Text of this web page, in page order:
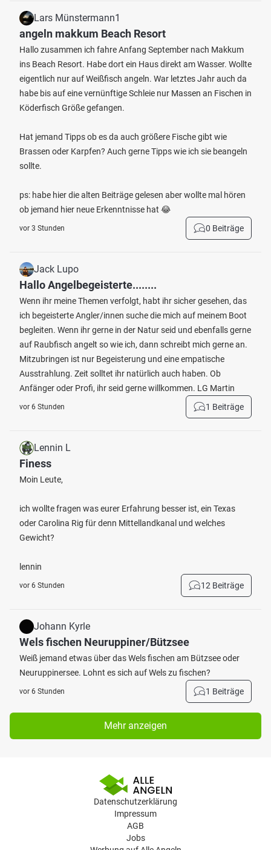
Lars Münstermann1
angeln makkum Beach Resort
Hallo zusammen ich fahre Anfang September nach Makkum
ins Beach Resort. Habe dort ein Haus direkt am Wasser. Wollte
eigentlich nur auf Weißfisch angeln. War letztes Jahr auch da
habe bis auf eine vernünftige Schleie nur Massen an Fischen in
Köderfisch Größe gefangen.
Hat jemand Tipps ob es da auch größere Fische gibt wie
Brassen oder Karpfen? Auch gerne Tipps wie ich sie beangeln
sollte.
ps: habe hier die alten Beiträge gelesen aber wollte mal hören
ob jemand hier neue Erkenntnisse hat 😂
vor 3 Stunden 0 Beiträge
Jack Lupo
Hallo Angelbegeisterte........
Wenn ihr meine Themen verfolgt, habt ihr sicher gesehen, das
ich begeisterte Angler/innen suche die mich auf meinem Boot
begleiten. Wenn ihr gerne in der Natur seid und ebenfalls gerne
auf Raubfisch angelt so wie ich, dann schreibt mich gerne an.
Mitzubringen ist nur Begeisterung und eine empatische
Ausstrahlung. Zeit solltet ihr natürlich auch haben. Ob
Anfänger oder Profi, ihr seid gerne willkommen. LG Martin
vor 6 Stunden 1 Beiträge
Lennin L
Finess
Moin Leute,
ich wollte fragen was eurer Erfahrung besser ist, ein Texas
oder Carolina Rig für denn Mittellandkanal und welches
Gewicht?
lennin
vor 6 Stunden 12 Beiträge
Johann Kyrle
Wels fischen Neuruppiner/Bützsee
Weiß jemand etwas über das Wels fischen am Bützsee oder
Neuruppinersee. Lohnt es sich auf Wels zu fischen?
vor 6 Stunden 1 Beiträge
Mehr anzeigen
Datenschutzerklärung
Impressum
AGB
Jobs